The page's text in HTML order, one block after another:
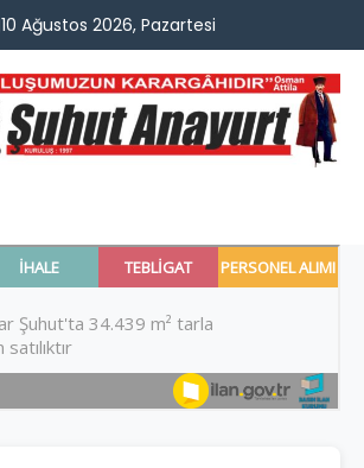
10 Ağustos 2026, Pazartesi